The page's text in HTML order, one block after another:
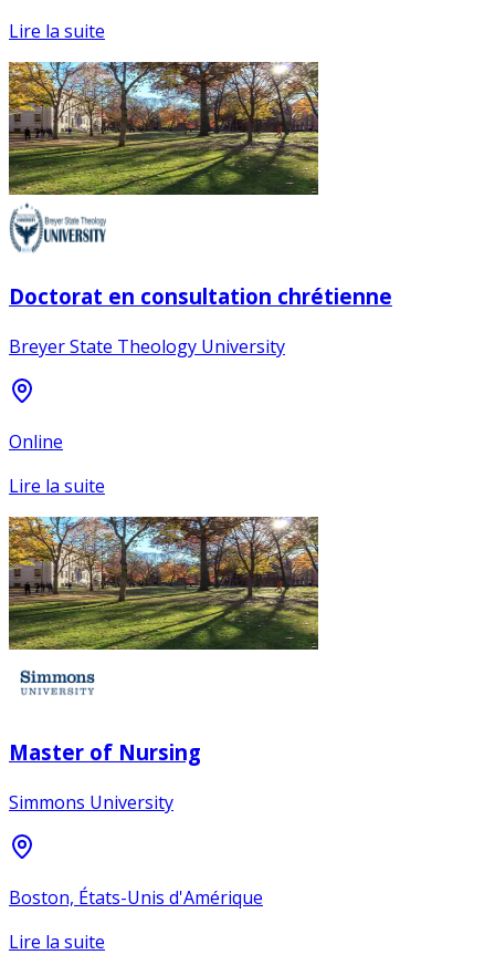
Lire la suite
Doctorat en consultation chrétienne
Breyer State Theology University
Online
Lire la suite
Master of Nursing
Simmons University
Boston, États-Unis d'Amérique
Lire la suite